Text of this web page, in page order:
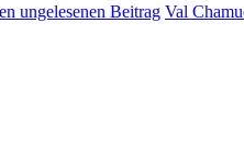
Val